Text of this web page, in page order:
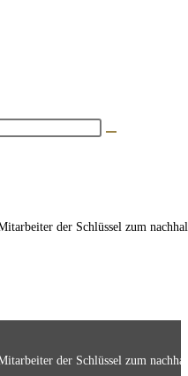
der Schlüssel zum
der Schlüssel zum